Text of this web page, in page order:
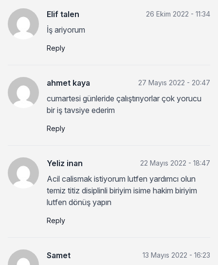
Elif talen 26 Ekim 2022 - 11:34
İş ariyorum
Reply
ahmet kaya 27 Mayıs 2022 - 20:47
cumartesi günleride çalıştırıyorlar çok yorucu
bir iş tavsiye ederim
Reply
Yeliz inan 22 Mayıs 2022 - 18:47
Acil calismak istiyorum lutfen yardımcı olun
temiz titiz disiplinli biriyim isime hakim biriyim
lutfen dönüş yapın
Reply
Samet 13 Mayıs 2022 - 16:23